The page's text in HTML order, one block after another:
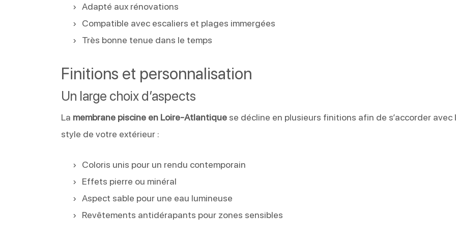
Adapté aux rénovations
Compatible avec escaliers et plages immergées
Très bonne tenue dans le temps
Finitions et personnalisation
Un large choix d’aspects
La membrane piscine en Loire-Atlantique se décline en plusieurs finitions afin de s’accorder avec
style de votre extérieur :
Coloris unis pour un rendu contemporain
Effets pierre ou minéral
Aspect sable pour une eau lumineuse
Revêtements antidérapants pour zones sensibles